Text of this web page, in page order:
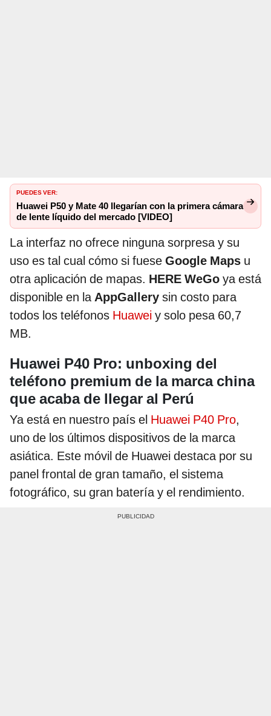
PUEDES VER:
Huawei P50 y Mate 40 llegarían con la primera cámara
de lente líquido del mercado [VIDEO]
La interfaz no ofrece ninguna sorpresa y su
uso es tal cual cómo si fuese Google Maps u
otra aplicación de mapas. HERE WeGo ya está
disponible en laAppGallery sin costo para
todos los teléfonos Huawei y solo pesa 60,7
MB.
Huawei P40 Pro: unboxing del
teléfono premium de la marca china
que acaba de llegar al Perú
Ya está en nuestro país el Huawei P40 Pro,
uno de los últimos dispositivos de la marca
asiática. Este móvil de Huawei destaca por su
panel frontal de gran tamaño, el sistema
fotográfico, su gran batería y el rendimiento.